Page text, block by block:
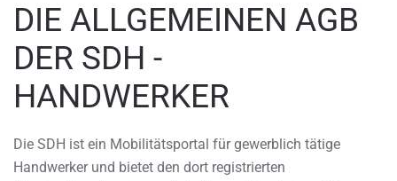
DIE ALLGEMEINEN AGB
DER SDH -
HANDWERKER
Die SDH ist ein Mobilitätsportal für gewerblich tätige
Handwerker und bietet den dort registrierten